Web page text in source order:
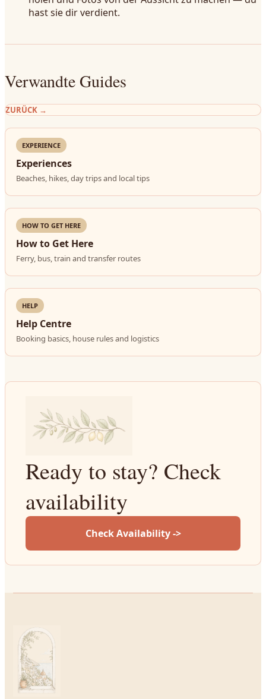
hast sie dir verdient.
Verwandte Guides
ZURÜCK →
EXPERIENCE
Experiences
Beaches, hikes, day trips and local tips
HOW TO GET HERE
How to Get Here
Ferry, bus, train and transfer routes
HELP
Help Centre
Booking basics, house rules and logistics
Ready to stay? Check
availability
Check Availability ->